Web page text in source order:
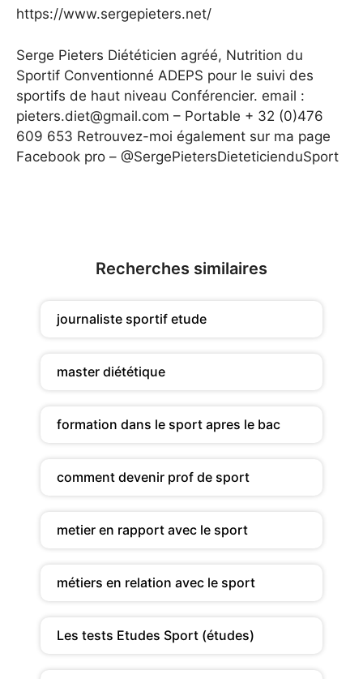
https://www.sergepieters.net/
Serge Pieters Diététicien agréé, Nutrition du
Sportif Conventionné ADEPS pour le suivi des
sportifs de haut niveau Conférencier. email :
pieters.diet@gmail.com – Portable + 32 (0)476
609 653 Retrouvez-moi également sur ma page
Facebook pro – @SergePietersDieteticienduSport
Recherches similaires
journaliste sportif etude
master diététique
formation dans le sport apres le bac
comment devenir prof de sport
metier en rapport avec le sport
métiers en relation avec le sport
Les tests Etudes Sport (études)